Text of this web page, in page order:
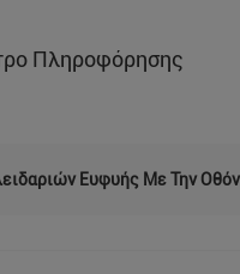
Πληροφόρησης
Ευφυής Με Την